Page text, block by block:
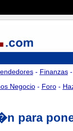
- Finanzas
Negocio- Foro-
para